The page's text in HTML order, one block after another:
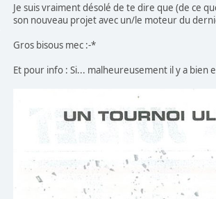
Je suis vraiment désolé de te dire que (de ce
son nouveau projet avec un/le moteur du
Gros bisous mec :-*
Et pour info : Si... malheureusement il y a bien